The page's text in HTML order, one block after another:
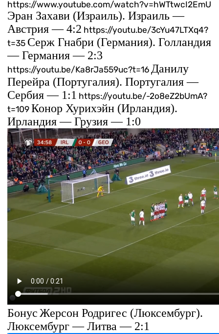
https://www.youtube.com/watch?v=hWTtwcI2EmU
Эран Захави (Израиль). Израиль —
Австрия — 4:2 https://youtu.be/3cYu47LTXq4?
t=35 Серж Гнабри (Германия). Голландия
— Германия — 2:3
https://youtu.be/Ka8rJa559uc?t=16 Данилу
Перейра (Португалия). Португалия —
Сербия — 1:1 https://youtu.be/-2o8eZ2bUmA?
t=109 Конор Хурихэйн (Ирландия).
Ирландия — Грузия — 1:0
БонусЖерсон Родригес (Люксембург).
Люксембург — Литва — 2:1